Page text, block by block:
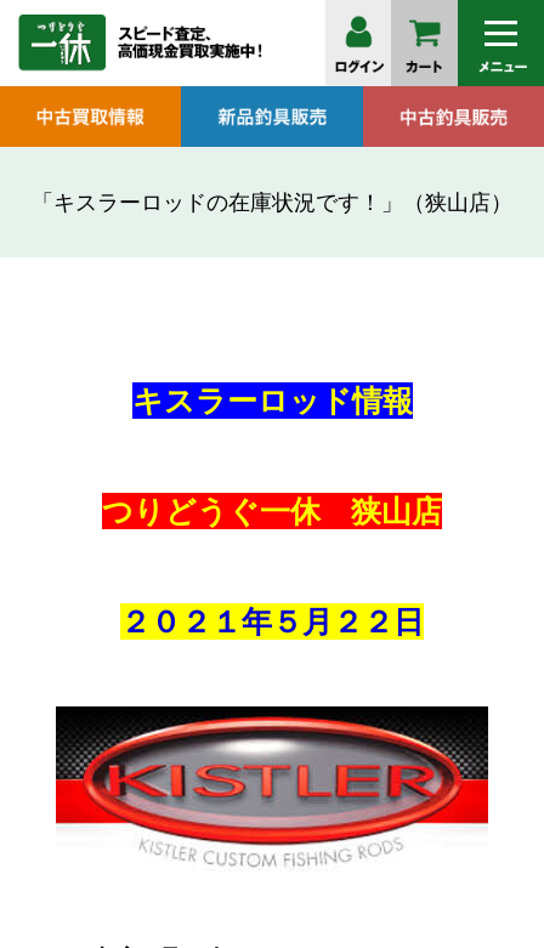
「キスラーロッドの在庫状況です！」（狭山店）
キスラーロッド情報
つりどうぐ一休 狭山店
２０２１年５月 ２２ 日